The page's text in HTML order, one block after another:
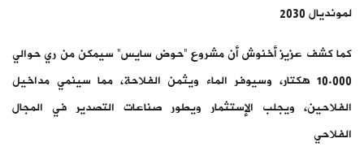
لمونديال 2030
كما كشف عزيز أخنوش أن مشروع “حوض سايس” سيمكن من ري حوالي
10.000 هكتار، وسيوفر الماء ويثمن الفلاحة، مما سينمي مداخيل
الفلاحين، ويجلب الإستثمار ويطور صناعات التصدير في المجال
الفلاحي